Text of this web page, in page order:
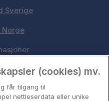
Sverige
Norge
(cookies) mv.
får tilgang til
nettleserdata eller unike